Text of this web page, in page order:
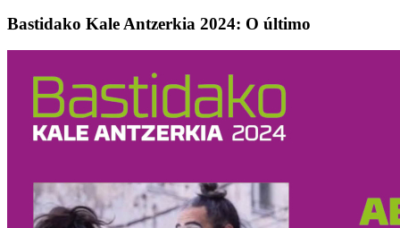
Bastidako Kale Antzerkia 2024: O último